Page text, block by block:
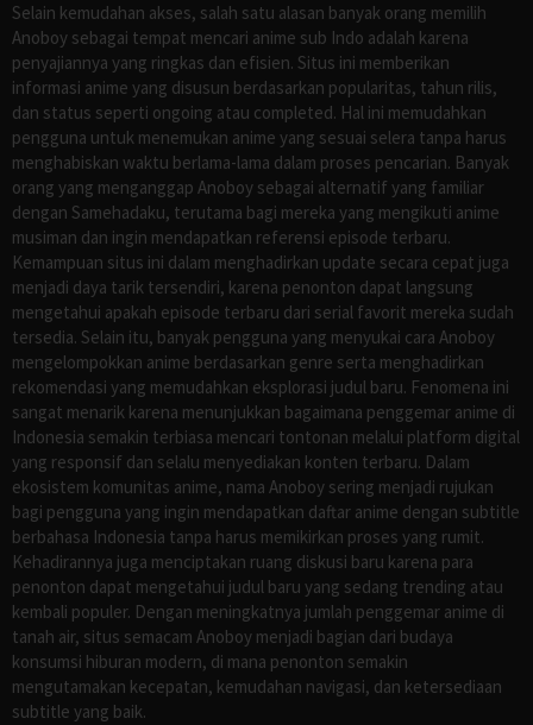
Selain kemudahan akses, salah satu alasan banyak orang memilih
Anoboy sebagai tempat mencari anime sub Indo adalah karena
penyajiannya yang ringkas dan efisien. Situs ini memberikan
informasi anime yang disusun berdasarkan popularitas, tahun rilis,
dan status seperti ongoing atau completed. Hal ini memudahkan
pengguna untuk menemukan anime yang sesuai selera tanpa harus
menghabiskan waktu berlama-lama dalam proses pencarian. Banyak
orang yang menganggap Anoboy sebagai alternatif yang familiar
dengan Samehadaku, terutama bagi mereka yang mengikuti anime
musiman dan ingin mendapatkan referensi episode terbaru.
Kemampuan situs ini dalam menghadirkan update secara cepat juga
menjadi daya tarik tersendiri, karena penonton dapat langsung
mengetahui apakah episode terbaru dari serial favorit mereka sudah
tersedia. Selain itu, banyak pengguna yang menyukai cara Anoboy
mengelompokkan anime berdasarkan genre serta menghadirkan
rekomendasi yang memudahkan eksplorasi judul baru. Fenomena ini
sangat menarik karena menunjukkan bagaimana penggemar anime di
Indonesia semakin terbiasa mencari tontonan melalui platform digital
yang responsif dan selalu menyediakan konten terbaru. Dalam
ekosistem komunitas anime, nama Anoboy sering menjadi rujukan
bagi pengguna yang ingin mendapatkan daftar anime dengan subtitle
berbahasa Indonesia tanpa harus memikirkan proses yang rumit.
Kehadirannya juga menciptakan ruang diskusi baru karena para
penonton dapat mengetahui judul baru yang sedang trending atau
kembali populer. Dengan meningkatnya jumlah penggemar anime di
tanah air, situs semacam Anoboy menjadi bagian dari budaya
konsumsi hiburan modern, di mana penonton semakin
mengutamakan kecepatan, kemudahan navigasi, dan ketersediaan
subtitle yang baik.